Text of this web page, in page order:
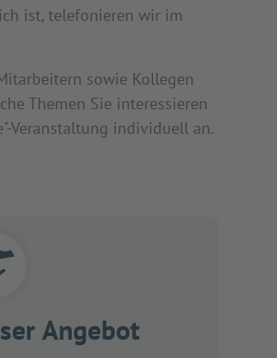
ist, telefonieren wir im
sowie Kollegen
Themen Sie interessieren
Veranstaltung individuell an.
Angebot